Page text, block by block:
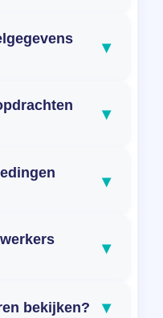
▾
▾
▾
▾
bekijken? ▾